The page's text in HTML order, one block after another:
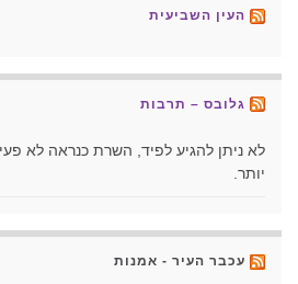
העין השביעית
גלובס – תרבות
לא ניתן להגיע לפיד, השרת כנראה לא
יותר.
עכבר העיר - אמנות